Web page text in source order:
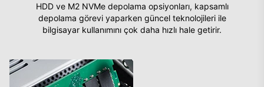
HDD ve M2 NVMe depolama opsiyonları, kapsamlı
depolama görevi yaparken güncel teknolojileri ile
bilgisayar kullanımını çok daha hızlı hale getirir.